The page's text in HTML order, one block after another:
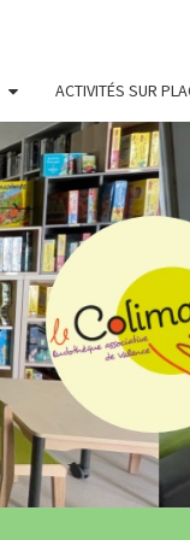
ACTIVITÉS SUR